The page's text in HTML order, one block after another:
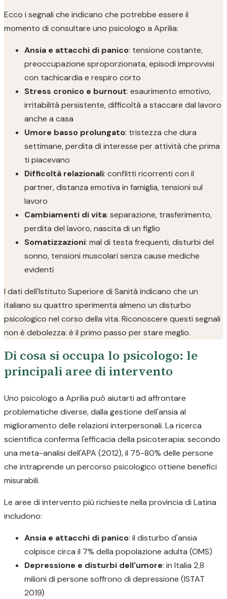
Ecco i segnali che indicano che potrebbe essere il
momento di consultare uno psicologo a Aprilia:
Ansia e attacchi di panico: tensione costante,
preoccupazione sproporzionata, episodi improvvisi
con tachicardia e respiro corto
Stress cronico e burnout: esaurimento emotivo,
irritabilità persistente, difficoltà a staccare dal lavoro
anche a casa
Umore basso prolungato: tristezza che dura
settimane, perdita di interesse per attività che prima
ti piacevano
Difficoltà relazionali: conflitti ricorrenti con il
partner, distanza emotiva in famiglia, tensioni sul
lavoro
Cambiamenti di vita: separazione, trasferimento,
perdita del lavoro, nascita di un figlio
Somatizzazioni: mal di testa frequenti, disturbi del
sonno, tensioni muscolari senza cause mediche
evidenti
I dati dell'Istituto Superiore di Sanità indicano che un
italiano su quattro sperimenta almeno un disturbo
psicologico nel corso della vita. Riconoscere questi segnali
non è debolezza: è il primo passo per stare meglio.
Di cosa si occupa lo psicologo: le
principali aree di intervento
Uno psicologo a Aprilia può aiutarti ad affrontare
problematiche diverse, dalla gestione dell'ansia al
miglioramento delle relazioni interpersonali. La ricerca
scientifica conferma l'efficacia della psicoterapia: secondo
una meta-analisi dell'APA (2012), il 75-80% delle persone
che intraprende un percorso psicologico ottiene benefici
misurabili.
Le aree di intervento più richieste nella provincia di Latina
includono:
Ansia e attacchi di panico: il disturbo d'ansia
colpisce circa il 7% della popolazione adulta (OMS)
Depressione e disturbi dell'umore: in Italia 2,8
milioni di persone soffrono di depressione (ISTAT
2019)